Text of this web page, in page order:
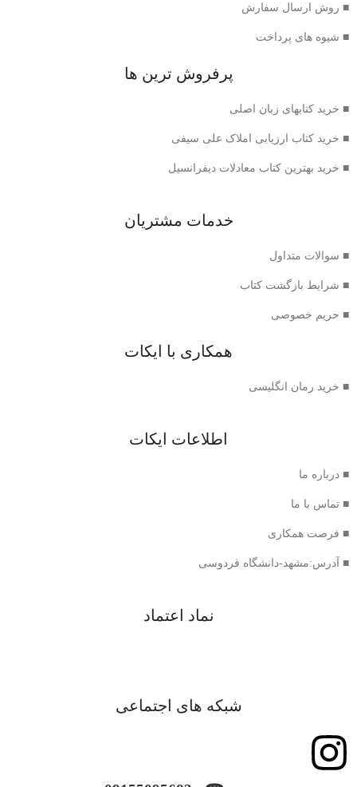
■ روش ارسال سفارش
■ شیوه های پرداخت
پرفروش ترین ها
■ خرید کتابهای زبان اصلی
■ خرید کتاب ارزیابی املاک علی سیفی
■ خرید بهترین کتاب معادلات دیفرانسیل
خدمات مشتریان
■ سوالات متداول
■ شرایط بازگشت کتاب
■ حریم خصوصی
همکاری با ایکات
■ خرید رمان انگلیسی
اطلاعات ایکات
■ درباره ما
■ تماس با ما
■ فرصت همکاری
■ آدرس:مشهد-دانشگاه فردوسی
نماد اعتماد
شبکه های اجتماعی